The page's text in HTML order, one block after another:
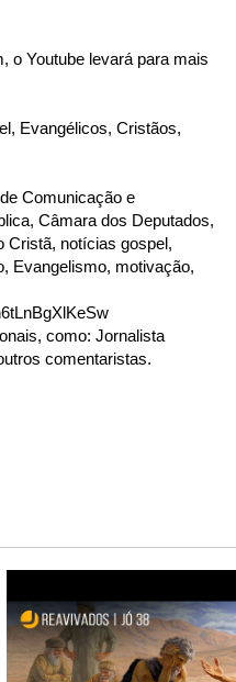
o Youtube levará para mais
Evangélicos, Cristãos,
Comunicação e
Câmara dos Deputados,
Cristã, notícias gospel,
Evangelismo, motivação,
como: Jornalista
comentaristas.